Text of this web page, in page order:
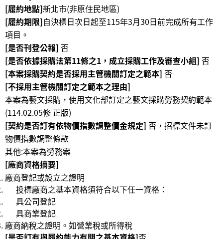
公
開
資
訊
語系
[履約地點]新北市(非原住民地區)
[履約期限]自決標日次日起至115年3月30日前完成所有工作
項目。
[是否刊登公報] 否
[是否依據採購法第11條之1，成立採購工作及審查小組] 否
[本案採購契約是否採用主管機關訂定之範本] 否
[不採用主管機關訂定之範本之理由]
本案為藝文採購，使用文化部訂定之藝文採購勞務契約範本
(114.02.05修 正版)
[契約是否訂有依物價指數調整價金規定] 否，招標文件未訂
物價指數調整條款
其他:本案為勞務案
[廠商資格摘要]
廠商登記或設立之證明
投標廠商之基本資格須符合以下任一資格：
具公司登記
具商業登記
廠商納稅之證明。如營業稅或所得稅